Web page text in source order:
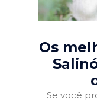
Os
Se você